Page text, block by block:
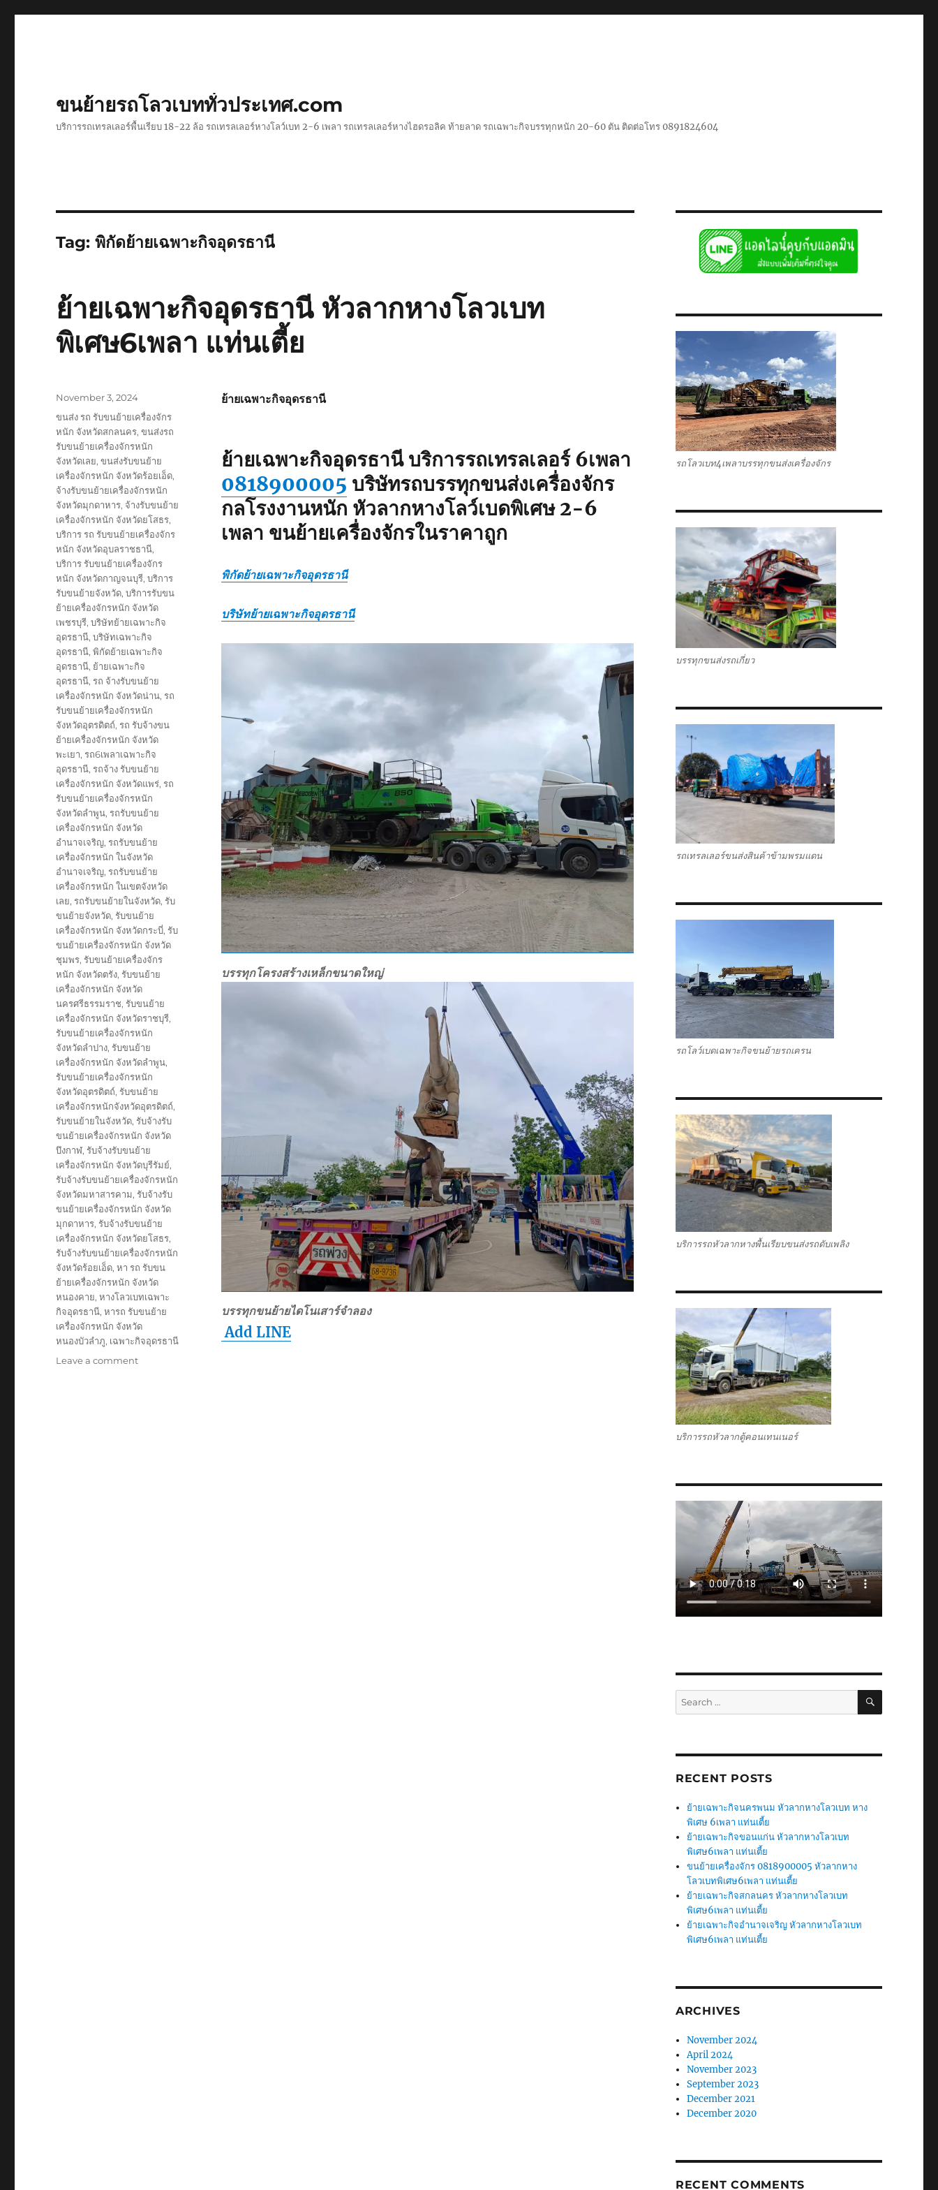
ขนย้ายรถโลวเบททั่วประเทศ.com
บริการรถเทรลเลอร์พื้นเรียบ 18-22 ล้อ รถเทรลเลอร์หางโลว์เบท 2-6 เพลา รถเทรลเลอร์หางไฮดรอลิค ท้ายลาด รถเฉพาะกิจบรรทุกหนัก 20-60 ตัน ติดต่อโทร 0891824604
Tag:พิกัดย้ายเฉพาะกิจอุดรธานี
ย้ายเฉพาะกิจอุดรธานี หัวลากหางโลวเบท
พิเศษ6เพลา แท่นเตี้ย
ย้ายเฉพาะกิจอุดรธานี
ย้ายเฉพาะกิจอุดรธานีบริการรถเทรลเลอร์ 6เพลา
0818900005 บริษัทรถบรรทุกขนส่งเครื่องจักร
กลโรงงานหนัก หัวลากหางโลว์เบดพิเศษ 2-6
เพลา ขนย้ายเครื่องจักรในราคาถูก
พิกัดย้ายเฉพาะกิจอุดรธานี
บริษัทย้ายเฉพาะกิจอุดรธานี
บรรทุกโครงสร้างเหล็กขนาดใหญ่
บรรทุกขนย้ายไดโนเสาร์จำลอง
Add LINE
Posted
November 3, 2024
Tags
ขนส่ง รถ รับขนย้ายเครื่องจักร
หนัก จังหวัดสกลนคร,ขนส่งรถ
รับขนย้ายเครื่องจักรหนัก
จังหวัดเลย,ขนส่งรับขนย้าย
เครื่องจักรหนัก จังหวัดร้อยเอ็ด,
จ้างรับขนย้ายเครื่องจักรหนัก
จังหวัดมุกดาหาร, จ้างรับขนย้าย
เครื่องจักรหนัก จังหวัดยโสธร,
บริการ รถ รับขนย้ายเครื่องจักร
หนัก จังหวัดอุบลราชธานี,
บริการ รับขนย้ายเครื่องจักร
หนัก จังหวัดกาญจนบุรี,บริการ
รับขนย้ายจังหวัด,บริการรับขน
ย้ายเครื่องจักรหนัก จังหวัด
เพชรบุรี,บริษัทย้ายเฉพาะกิจ
อุดรธานี,บริษัทเฉพาะกิจ
อุดรธานี,พิกัดย้ายเฉพาะกิจ
อุดรธานี, ย้ายเฉพาะกิจ
อุดรธานี,รถ จ้างรับขนย้าย
เครื่องจักรหนัก จังหวัดน่าน,รถ
รับขนย้ายเครื่องจักรหนัก
จังหวัดอุตรดิตถ์,รถ รับจ้างขน
ย้ายเครื่องจักรหนัก จังหวัด
พะเยา,รถ6เพลาเฉพาะกิจ
อุดรธานี,รถจ้าง รับขนย้าย
เครื่องจักรหนัก จังหวัดแพร่,รถ
รับขนย้ายเครื่องจักรหนัก
จังหวัดลำพูน,รถรับขนย้าย
เครื่องจักรหนัก จังหวัด
อำนาจเจริญ,รถรับขนย้าย
เครื่องจักรหนัก ในจังหวัด
อำนาจเจริญ,รถรับขนย้าย
เครื่องจักรหนัก ในเขตจังหวัด
เลย,รถรับขนย้ายในจังหวัด,รับ
ขนย้ายจังหวัด,รับขนย้าย
เครื่องจักรหนัก จังหวัดกระบี่,รับ
ขนย้ายเครื่องจักรหนัก จังหวัด
ชุมพร,รับขนย้ายเครื่องจักร
หนัก จังหวัดตรัง,รับขนย้าย
เครื่องจักรหนัก จังหวัด
นครศรีธรรมราช,รับขนย้าย
เครื่องจักรหนัก จังหวัดราชบุรี,
รับขนย้ายเครื่องจักรหนัก
จังหวัดลำปาง,รับขนย้าย
เครื่องจักรหนัก จังหวัดลำพูน,
รับขนย้ายเครื่องจักรหนัก
จังหวัดอุตรดิตถ์,รับขนย้าย
เครื่องจักรหนักจังหวัดอุตรดิตถ์,
รับขนย้ายในจังหวัด,รับจ้างรับ
ขนย้ายเครื่องจักรหนัก จังหวัด
บึงกาฬ,รับจ้างรับขนย้าย
เครื่องจักรหนัก จังหวัดบุรีรัมย์,
รับจ้างรับขนย้ายเครื่องจักรหนัก
จังหวัดมหาสารคาม,รับจ้างรับ
ขนย้ายเครื่องจักรหนัก จังหวัด
มุกดาหาร,รับจ้างรับขนย้าย
เครื่องจักรหนัก จังหวัดยโสธร,
รับจ้างรับขนย้ายเครื่องจักรหนัก
จังหวัดร้อยเอ็ด,หา รถ รับขน
ย้ายเครื่องจักรหนัก จังหวัด
หนองคาย,หางโลวเบทเฉพาะ
กิจอุดรธานี,หารถ รับขนย้าย
เครื่องจักรหนัก จังหวัด
หนองบัวลำภู, เฉพาะกิจอุดรธานี
Leave a commenton
รถโลวเบท4เพลาบรรทุกขนส่งเครื่องจักร
บรรทุกขนส่งรถเกี่ยว
รถเทรลเลอร์ขนส่งสินค้าข้ามพรมแดน
รถโลว์เบดเฉพาะกิจขนย้ายรถเครน
บริการรถหัวลากหางพื้นเรียบขนส่งรถดับเพลิง
บริการรถหัวลากตู้คอนเทนเนอร์
Search
for:
SEARCH
RECENT POSTS
ย้ายเฉพาะกิจนครพนม หัวลากหางโลวเบท หาง
พิเศษ 6เพลา แท่นเตี้ย
ย้ายเฉพาะกิจขอนแก่น หัวลากหางโลวเบท
พิเศษ6เพลา แท่นเตี้ย
ขนย้ายเครื่องจักร 0818900005 หัวลากหาง
โลวเบทพิเศษ6เพลา แท่นเตี้ย
ย้ายเฉพาะกิจสกลนคร หัวลากหางโลวเบท
พิเศษ6เพลา แท่นเตี้ย
ย้ายเฉพาะกิจอำนาจเจริญ หัวลากหางโลวเบท
พิเศษ6เพลา แท่นเตี้ย
ARCHIVES
November 2024
April 2024
November 2023
September 2023
December 2021
December 2020
RECENT COMMENTS